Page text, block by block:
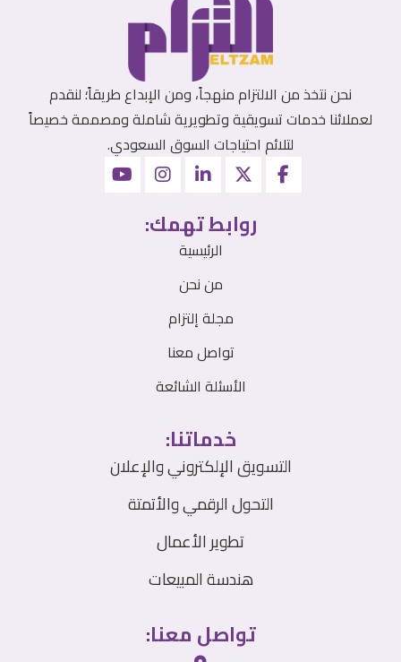
نحن نتخذ من الالتزام منهجاً، ومن الإبداع طريقاً؛ لنقدم
لعملائنا خدمات تسويقية وتطويرية شاملة ومصممة خصيصاً
لتلائم احتياجات السوق السعودي.
روابط تهمك:
الرئيسية
من نحن
مجلة إلتزام
تواصل معنا
الأسئلة الشائعة
خدماتنا:
التسويق الإلكتروني والإعلان
التحول الرقمي والأتمتة
تطوير الأعمال
هندسة المبيعات
تواصل معنا: